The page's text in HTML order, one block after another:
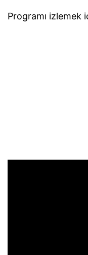
Programı izlemek